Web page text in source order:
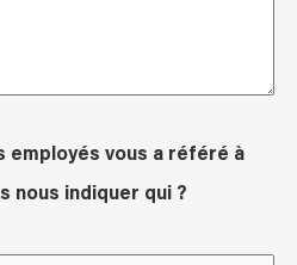
employés vous a référé à
nous indiquer qui ?